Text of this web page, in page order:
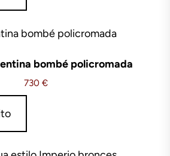
bombé policromada
730 €